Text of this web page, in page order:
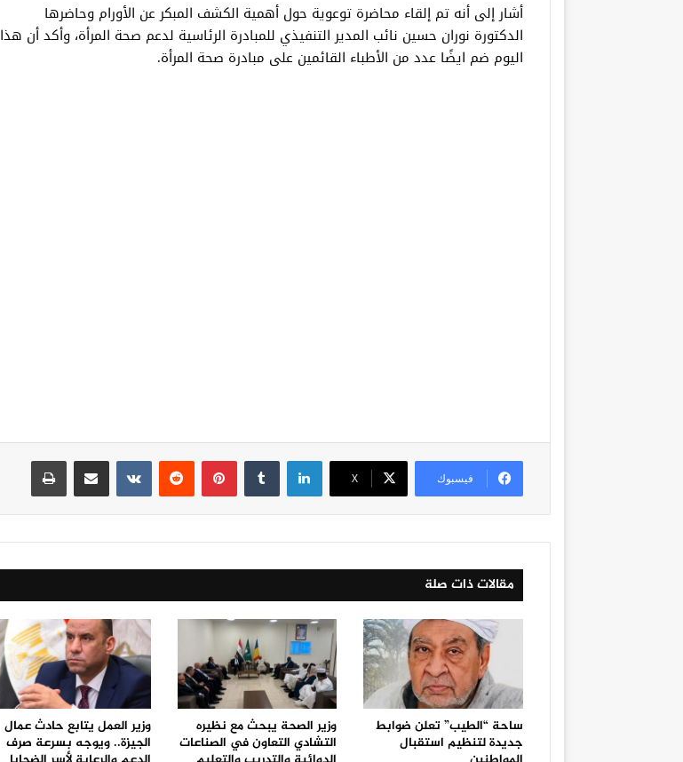
أشار إلى أنه تم إلقاء محاضرة توعوية حول أهمية الكشف المبكر عن الأورام وحاضرها
الدكتورة نوران حسين نائب المدير التنفيذي للمبادرة الرئاسية لدعم صحة المرأة، وأكد أن هذا
اليوم ضم ايضًا عدد من الأطباء القائمين على مبادرة صحة المرأة.
فيسبوك ‫X
لينكدإن بينتيريست
مقالات ذات صلة
ساحة “الطيب” تعلن ضوابط
جديدة لتنظيم استقبال
وزير الصحة يبحث مع نظيره
التشادي التعاون في الصناعات
وزير العمل يتابع حادث عمال
الجيزة.. ويوجه بسرعة صرف